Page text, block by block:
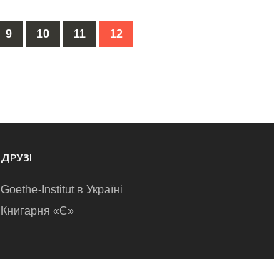
9 10 11 12
ДРУЗІ
Goethe-Institut в Україні
Книгарня «Є»